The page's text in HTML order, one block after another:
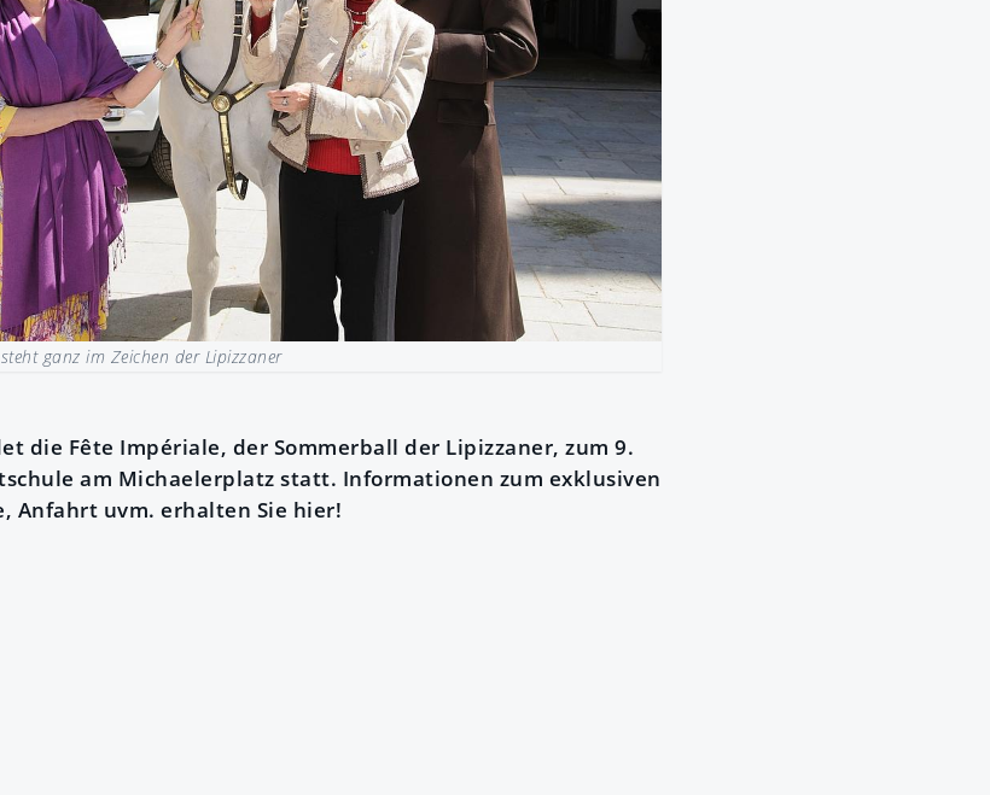
ganz im Zeichen der Lipizzaner
die Fête Impériale, der Sommerball der Lipizzaner, zum 9.
am Michaelerplatz statt. Informationen zum exklusiven
Anfahrt uvm. erhalten Sie hier!